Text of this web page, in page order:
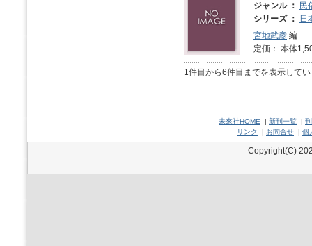
ジャンル ：
民
シリーズ ：
日
宮地武彦 編
定価： 本体
1件目から6件目までを表示して
未來社HOME | 新刊一覧 |
リンク
| お問合せ | 個
Copyright(C)